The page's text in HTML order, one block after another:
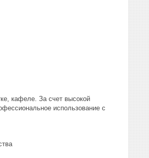
кафеле. За счет высокой
использование с